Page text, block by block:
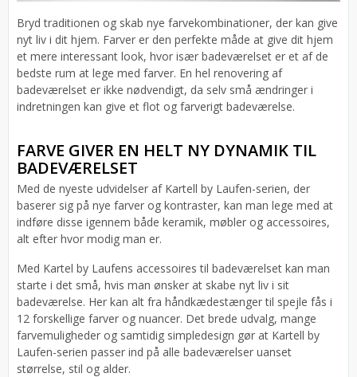
Bryd traditionen og skab nye farvekombinationer, der kan give
nyt liv i dit hjem. Farver er den perfekte måde at give dit hjem
et mere interessant look, hvor især badeværelset er et af de
bedste rum at lege med farver. En hel renovering af
badeværelset er ikke nødvendigt, da selv små ændringer i
indretningen kan give et flot og farverigt badeværelse.
FARVE GIVER EN HELT NY DYNAMIK TIL
BADEVÆRELSET
Med de nyeste udvidelser af Kartell by Laufen-serien, der
baserer sig på nye farver og kontraster, kan man lege med at
indføre disse igennem både keramik, møbler og accessoires,
alt efter hvor modig man er.
Med Kartel by Laufens accessoires til badeværelset kan man
starte i det små, hvis man ønsker at skabe nyt liv i sit
badeværelse. Her kan alt fra håndkædestænger til spejle fås i
12 forskellige farver og nuancer. Det brede udvalg, mange
farvemuligheder og samtidig simpledesign gør at Kartell by
Laufen-serien passer ind på alle badeværelser uanset
størrelse, stil og alder.